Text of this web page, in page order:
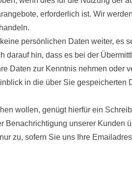
erforderlich ist. Wir
persönlichen Daten weiter, es
darauf hin, dass es bei der
Daten zur Kenntnis nehmen oder
in die über Sie gespeicherten
wollen, genügt hierfür ein
Benachrichtigung unserer Kunden
zu, sofern Sie uns Ihre